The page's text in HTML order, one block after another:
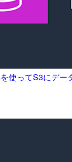
使ってS3にデー